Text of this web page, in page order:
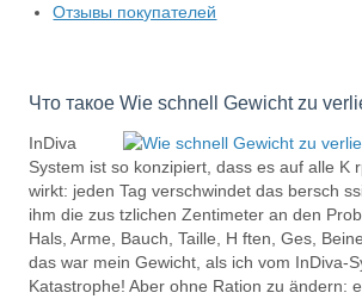
Отзывы покупателей
Что такое Wie schnell Gewicht zu
InDiva
System ist so konzipiert, dass es auf alle K
wirkt: jeden Tag verschwindet das bersch
ihm die zus tzlichen Zentimeter an den
Hals, Arme, Bauch, Taille, H ften, Ges,
das war mein Gewicht, als ich vom
Katastrophe! Aber ohne Ration zu ändern: